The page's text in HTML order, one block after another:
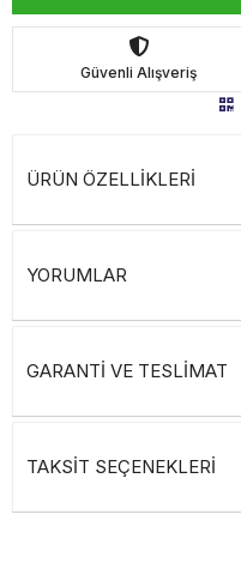
Güvenli Alışveriş
ÜRÜN ÖZELLİKLERİ
YORUMLAR
GARANTİ VE TESLİMAT
TAKSİT SEÇENEKLERİ